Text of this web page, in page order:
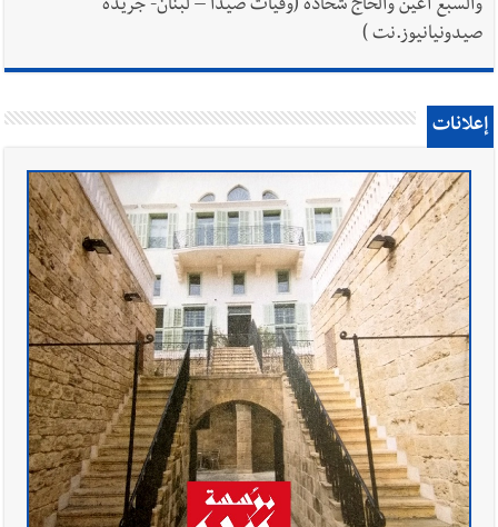
والسبع أعين والحاج شحادة (وفيات صيدا – لبنان- جريدة
صيدونيانيوز.نت )
إعلانات